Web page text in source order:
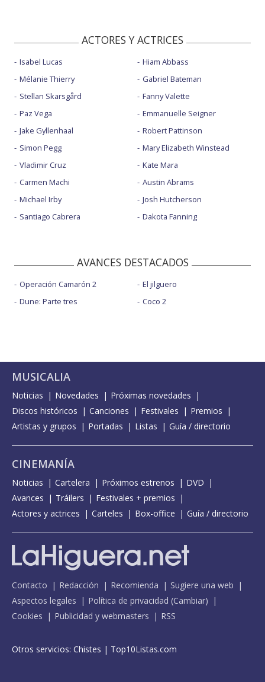
ACTORES Y ACTRICES
Isabel Lucas
Mélanie Thierry
Stellan Skarsgård
Paz Vega
Jake Gyllenhaal
Simon Pegg
Vladimir Cruz
Carmen Machi
Michael Irby
Santiago Cabrera
Hiam Abbass
Gabriel Bateman
Fanny Valette
Emmanuelle Seigner
Robert Pattinson
Mary Elizabeth Winstead
Kate Mara
Austin Abrams
Josh Hutcherson
Dakota Fanning
AVANCES DESTACADOS
Operación Camarón 2
Dune: Parte tres
El jilguero
Coco 2
MUSICALIA
Noticias Novedades
Próximas novedades
Discos históricos
Canciones Festivales
Premios
Artistas y grupos
Portadas Listas Guía / directorio
CINEMANÍA
Noticias Cartelera Próximos estrenos
DVD
Avances
Tráilers
Festivales + premios
Actores y actrices
Carteles Box-office Guía / directorio
Contacto Redacción Recomienda
Sugiere una web
Aspectos legales
Política de privacidad (Cambiar)
Cookies
Publicidad y webmasters RSS
Otros servicios: Chistes | Top10Listas.com